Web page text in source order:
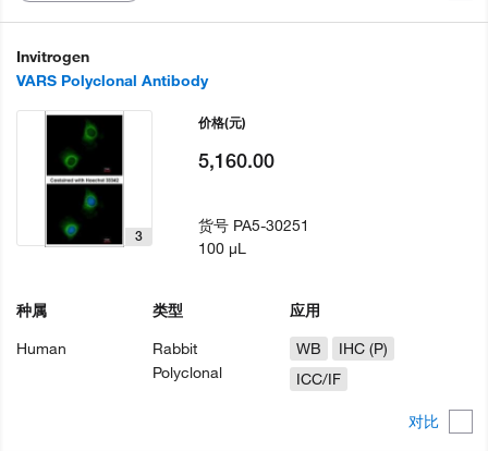
Invitrogen
VARS Polyclonal Antibody
对比
3
种属
Human
类型
Rabbit
Polyclonal
应用
WB
IHC (P)
ICC/IF
价格(元)
5,160.00
货号 PA5-30251
100 µL